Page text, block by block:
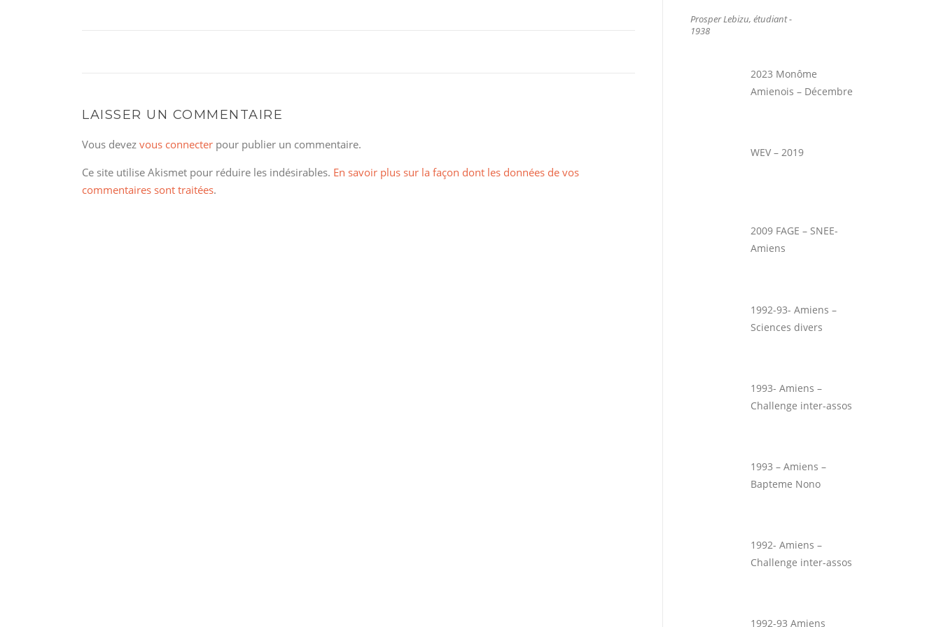
LAISSER UN COMMENTAIRE
Vous devez vous connecter pour publier un commentaire.
Ce site utilise Akismet pour réduire les indésirables. En savoir plus sur la façon dont les données de vos
commentaires sont traitées.
Prosper Lebizu, étudiant -
1938
2023 Monôme
Amienois – Décembre
WEV – 2019
2009 FAGE – SNEE-
Amiens
1992-93- Amiens –
Sciences divers
1993- Amiens –
Challenge inter-assos
1993 – Amiens –
Bapteme Nono
1992- Amiens –
Challenge inter-assos
1992-93 Amiens